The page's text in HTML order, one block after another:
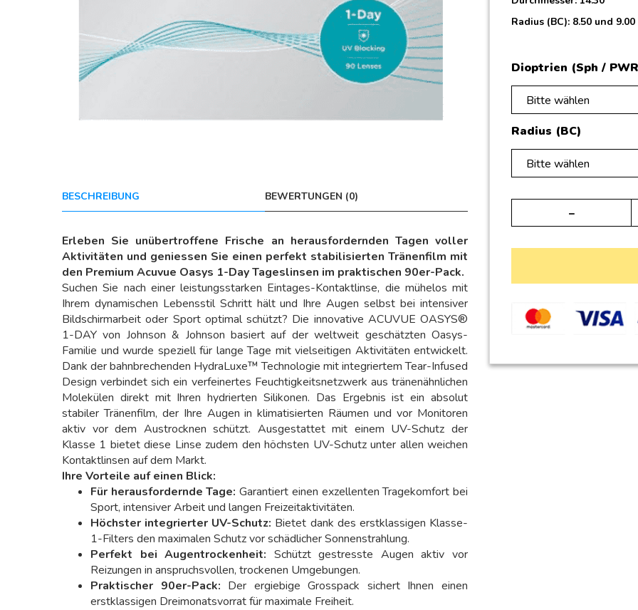
BESCHREIBUNG BEWERTUNGEN (0)
Erleben Sie unübertroffene Frische an herausfordernden Tagen voller
Aktivitäten und geniessen Sie einen perfekt stabilisierten Tränenfilm mit
den Premium Acuvue Oasys 1-Day Tageslinsen im praktischen 90er-Pack.
Suchen Sie nach einer leistungsstarken Eintages-Kontaktlinse, die mühelos mit
Ihrem dynamischen Lebensstil Schritt hält und Ihre Augen selbst bei intensiver
Bildschirmarbeit oder Sport optimal schützt? Die innovative ACUVUE OASYS®
1-DAY von Johnson & Johnson basiert auf der weltweit geschätzten Oasys-
Familie und wurde speziell für lange Tage mit vielseitigen Aktivitäten entwickelt.
Dank der bahnbrechenden HydraLuxe™ Technologie mit integriertem Tear-Infused
Design verbindet sich ein verfeinertes Feuchtigkeitsnetzwerk aus tränenähnlichen
Molekülen direkt mit Ihren hydrierten Silikonen. Das Ergebnis ist ein absolut
stabiler Tränenfilm, der Ihre Augen in klimatisierten Räumen und vor Monitoren
aktiv vor dem Austrocknen schützt. Ausgestattet mit einem UV-Schutz der
Klasse 1 bietet diese Linse zudem den höchsten UV-Schutz unter allen weichen
Kontaktlinsen auf dem Markt.
Ihre Vorteile auf einen Blick:
Für herausfordernde Tage: Garantiert einen exzellenten Tragekomfort bei
Sport, intensiver Arbeit und langen Freizeitaktivitäten.
Höchster integrierter UV-Schutz: Bietet dank des erstklassigen Klasse-
1-Filters den maximalen Schutz vor schädlicher Sonnenstrahlung.
Perfekt bei Augentrockenheit: Schützt gestresste Augen aktiv vor
Reizungen in anspruchsvollen, trockenen Umgebungen.
Praktischer 90er-Pack: Der ergiebige Grosspack sichert Ihnen einen
erstklassigen Dreimonatsvorrat für maximale Freiheit.
Radius (BC): 8.50 und 9.00
Dioptrien (Sph /
Bitte wählen
Radius (BC)
Bitte wählen